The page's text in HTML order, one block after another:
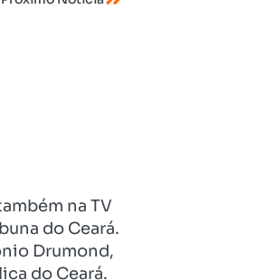
na TV
do Ceará.
Drumond,
do Ceará.